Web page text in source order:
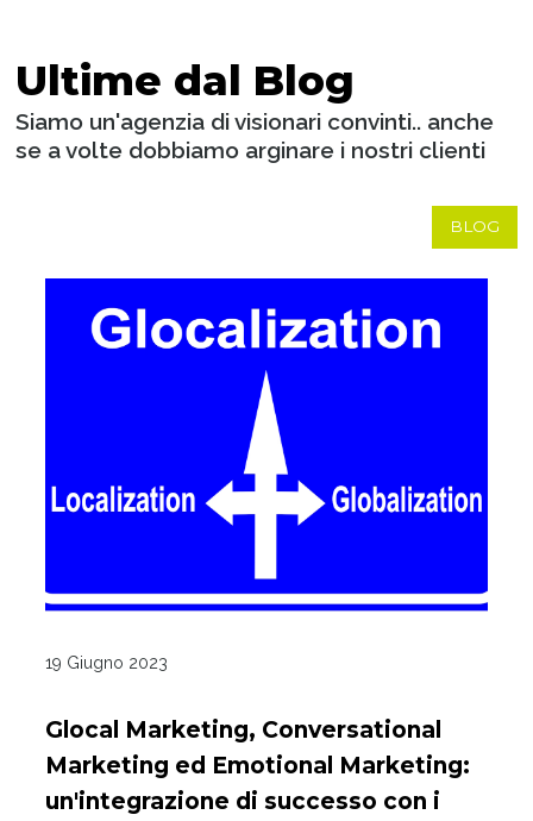
Ultime dal Blog
Siamo un'agenzia di visionari convinti.. anche
se a volte dobbiamo arginare i nostri clienti
BLOG
19 Giugno 2023
Glocal Marketing, Conversational
Marketing ed Emotional Marketing:
un'integrazione di successo con i